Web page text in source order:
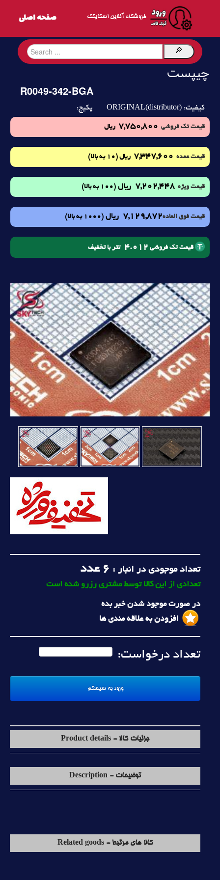
فروشگاه آنلاین اسکایتک
چیپست
R0049-342-BGA
کیفیت: ORIGINAL(distributor) پکیج:
قیمت تک فروشی 7,750,800 ریال
قیمت عمده 7,347,600 ریال (10 به بالا)
قیمت ویژه 7,202,448 ریال (100 به بالا)
قیمت فوق العاده7,129,872 ریال (1000 به بالا)
قیمت تک فروشی 4.012 تتر با تخفیف
تعداد موجودی در انبار : 6 عدد
تعدادی از این کالا توسط مشتری رزرو شده است
در صورت موجود شدن خبر بده
افزودن به علاقه مندی ها
تعداد درخواست:
جزئیات کالا - Product details
توضیحات - Description
کالا های مرتبط - Related goods